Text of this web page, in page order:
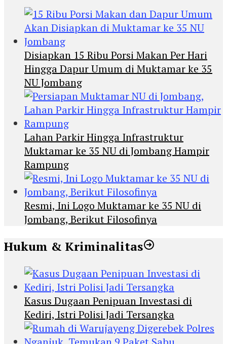
Disiapkan 15 Ribu Porsi Makan Per Hari
Hingga Dapur Umum di Muktamar ke 35
NU Jombang
Lahan Parkir Hingga Infrastruktur
Muktamar ke 35 NU di Jombang Hampir
Rampung
Resmi, Ini Logo Muktamar ke 35 NU di
Jombang, Berikut Filosofinya
Hukum & Kriminalitas
Kasus Dugaan Penipuan Investasi di
Kediri, Istri Polisi Jadi Tersangka